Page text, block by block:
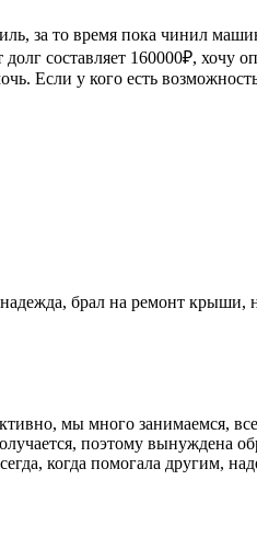
за то время пока чинил
составляет 160000₽, хочу
Если у кого есть
брал на ремонт крыши,
мы много занимаемся,
поэтому вынуждена
когда помогала другим,